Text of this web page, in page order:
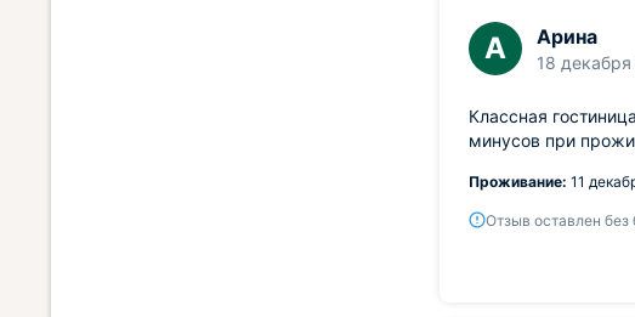
А Арина
18
Классная
минусов при
Проживание: 11
Отзыв оставлен без